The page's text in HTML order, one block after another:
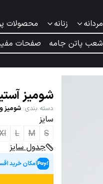
مردانه زنانه محصولات
شعب پاتن جامه
صفحات
شومیز
دسته بندی: شومیز
سایز
S
M
L
جدول سایز
امکان خرید